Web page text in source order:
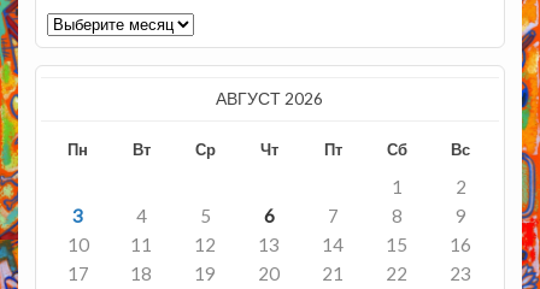
Архивы
АВГУСТ 2026
Пн Вт Ср Чт Пт Сб Вс
1
2
3
4 5 6 7 8
9
10
11 12 13 14 15
16
17
18 19 20 21 22
23